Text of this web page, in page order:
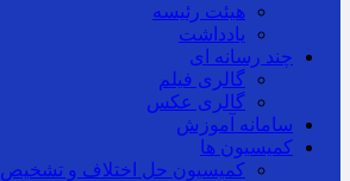
هیئت رئیسه
یادداشت
چند رسانه ای
گالری فیلم
گالری عکس
سامانه آموزش
کمیسیون ها
کمیسیون حل اختلاف و تشخیص